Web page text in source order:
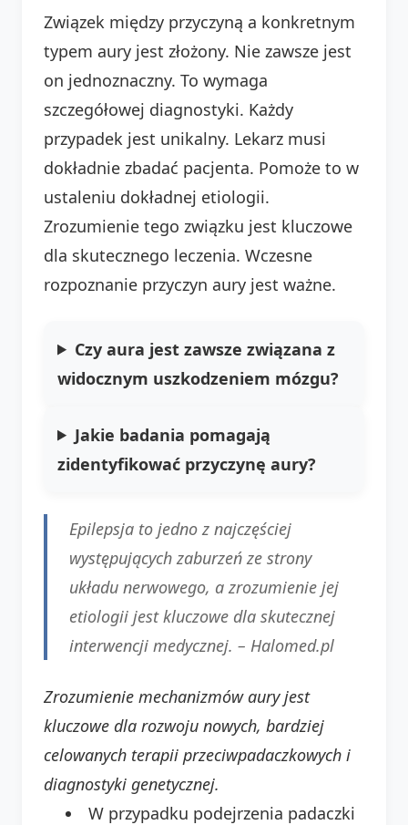
Związek między przyczyną a konkretnym
typem aury jest złożony. Nie zawsze jest
on jednoznaczny. To wymaga
szczegółowej diagnostyki. Każdy
przypadek jest unikalny. Lekarz musi
dokładnie zbadać pacjenta. Pomoże to w
ustaleniu dokładnej etiologii.
Zrozumienie tego związku jest kluczowe
dla skutecznego leczenia. Wczesne
rozpoznanie przyczyn aury jest ważne.
Czy aura jest zawsze związana z
widocznym uszkodzeniem mózgu?
Jakie badania pomagają
zidentyfikować przyczynę aury?
Epilepsja to jedno z najczęściej
występujących zaburzeń ze strony
układu nerwowego, a zrozumienie jej
etiologii jest kluczowe dla skutecznej
interwencji medycznej. – Halomed.pl
Zrozumienie mechanizmów aury jest
kluczowe dla rozwoju nowych, bardziej
celowanych terapii przeciwpadaczkowych i
diagnostyki genetycznej.
W przypadku podejrzenia padaczki